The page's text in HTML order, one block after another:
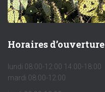
Horaires d’ouverture
lundi 08:00-12:00 14:00-18:00
mardi 08:00-12:00